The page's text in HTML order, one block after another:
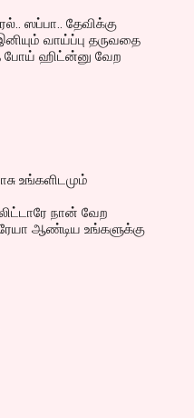
ஸப்பா.. தேவிக்கு
வாய்ப்பு தருவதை
போய் ஹிட்ன்னு வேற
உங்களிடமும்
நான் வேற
ஆண்டிய உங்களுக்கு